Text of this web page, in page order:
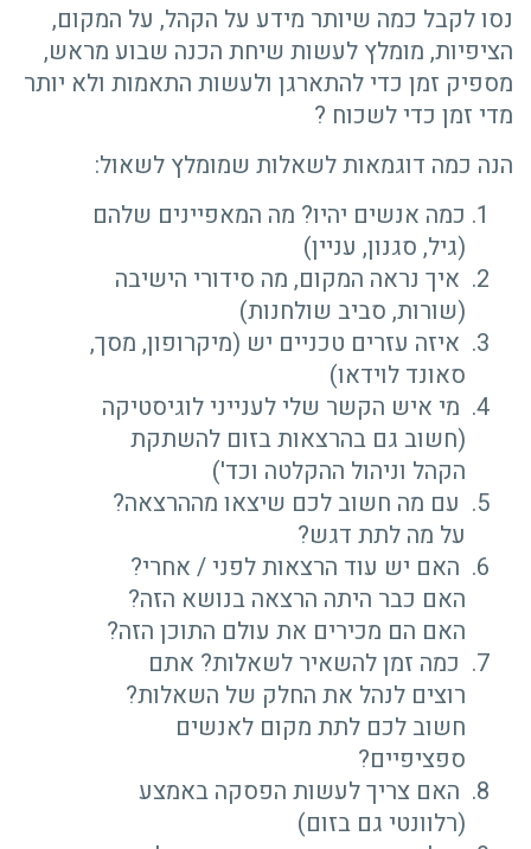
נסו לקבל כמה שיותר מידע על הקהל, על המקום,
הציפיות, מומלץ לעשות שיחת הכנה שבוע מראש,
מספיק זמן כדי להתארגן ולעשות התאמות ולא יותר
מדי זמן כדי לשכוח ?
הנה כמה דוגמאות לשאלות שמומלץ לשאול:
כמה אנשים יהיו? מה המאפיינים שלהם
(גיל, סגנון, עניין)
איך נראה המקום, מה סידורי הישיבה
(שורות, סביב שולחנות)
איזה עזרים טכניים יש (מיקרופון, מסך,
סאונד לוידאו)
מי איש הקשר שלי לענייני לוגיסטיקה
(חשוב גם בהרצאות בזום להשתקת
הקהל וניהול ההקלטה וכד')
עם מה חשוב לכם שיצאו מההרצאה?
על מה לתת דגש?
האם יש עוד הרצאות לפני / אחרי?
האם כבר היתה הרצאה בנושא הזה?
האם הם מכירים את עולם התוכן הזה?
כמה זמן להשאיר לשאלות? אתם
רוצים לנהל את החלק של השאלות?
חשוב לכם לתת מקום לאנשים
ספציפיים?
האם צריך לעשות הפסקה באמצע
(רלוונטי גם בזום)